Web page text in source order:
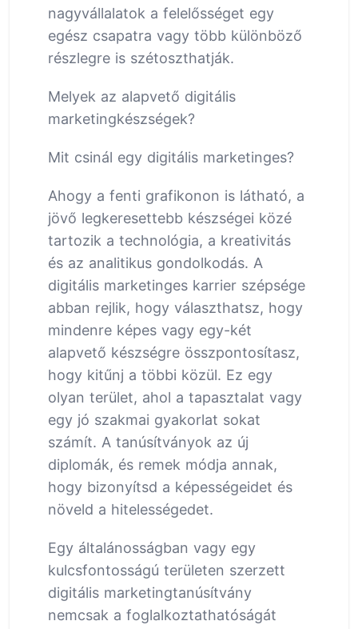
nagyvállalatok a felelősséget egy
egész csapatra vagy több különböző
részlegre is szétoszthatják.
Melyek az alapvető digitális
marketingkészségek?
Mit csinál egy digitális marketinges?
Ahogy a fenti grafikonon is látható, a
jövő legkeresettebb készségei közé
tartozik a technológia, a kreativitás
és az analitikus gondolkodás. A
digitális marketinges karrier szépsége
abban rejlik, hogy választhatsz, hogy
mindenre képes vagy egy-két
alapvető készségre összpontosítasz,
hogy kitűnj a többi közül. Ez egy
olyan terület, ahol a tapasztalat vagy
egy jó szakmai gyakorlat sokat
számít. A tanúsítványok az új
diplomák, és remek módja annak,
hogy bizonyítsd a képességeidet és
növeld a hitelességedet.
Egy általánosságban vagy egy
kulcsfontosságú területen szerzett
digitális marketingtanúsítvány
nemcsak a foglalkoztathatóságát